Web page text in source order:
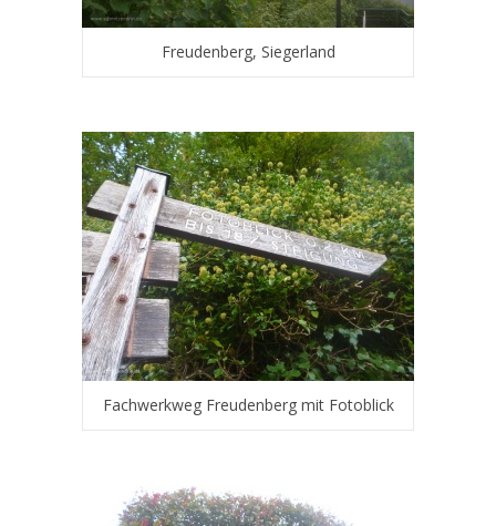
Freudenberg, Siegerland
Fachwerkweg Freudenberg mit Fotoblick